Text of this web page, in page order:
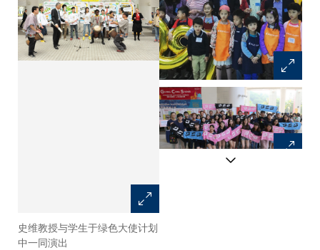
史维教授与学生于绿色大使计划
中一同演出